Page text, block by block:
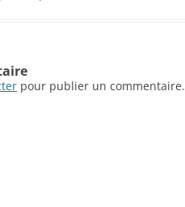
pour publier un commentaire.